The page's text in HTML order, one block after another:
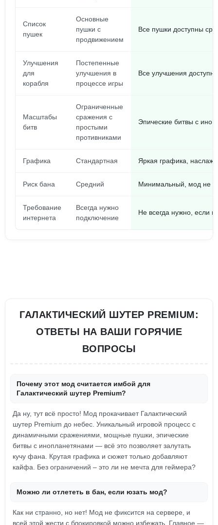
Список
пушек
Основные
пушки с
продвижением
Все пушки доступны
Улучшения
для
корабля
Постепенные
улучшения в
процессе игры
Все улучшения
Масштабы
битв
Ограниченные
сражения с
простыми
противниками
Эпические битвы с
Графика Стандартная Яркая графика,
Риск бана Средний Минимальный, мод не
Требование
интернета
Всегда нужно
подключение
Не всегда нужно, если
ГАЛАКТИЧЕСКИЙ ШУТЕР PREMIUM:
ОТВЕТЫ НА ВАШИ ГОРЯЧИЕ
ВОПРОСЫ
Почему этот мод считается имбой для
Галактический шутер Premium?
Да ну, тут всё просто! Мод прокачивает Галактический
шутер Premium до небес. Уникальный игровой процесс с
динамичными сражениями, мощные пушки, эпические
битвы с инопланетянами — всё это позволяет залутать
кучу фана. Крутая графика и сюжет только добавляют
кайфа. Без ограничений – это ли не мечта для геймера?
Можно ли отлететь в бан, если юзать мод?
Как ни странно, но нет! Мод не фиксится на сервере, и
всей этой жести с блокировкой можно избежать. Главное —